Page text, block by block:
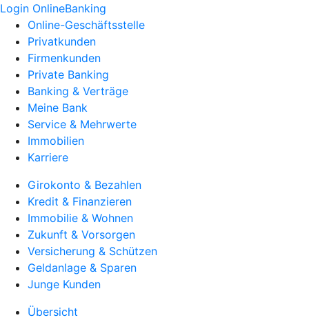
Login OnlineBanking
Online-Geschäftsstelle
Privatkunden
Firmenkunden
Private Banking
Banking & Verträge
Meine Bank
Service & Mehrwerte
Immobilien
Karriere
Girokonto & Bezahlen
Kredit & Finanzieren
Immobilie & Wohnen
Zukunft & Vorsorgen
Versicherung & Schützen
Geldanlage & Sparen
Junge Kunden
Übersicht